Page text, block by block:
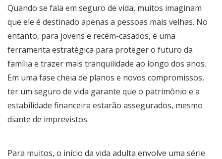
Quando se fala em seguro de vida, muitos imaginam
que ele é destinado apenas a pessoas mais velhas. No
entanto, para jovens e recém-casados, é uma
ferramenta estratégica para proteger o futuro da
família e trazer mais tranquilidade ao longo dos anos.
Em uma fase cheia de planos e novos compromissos,
ter um seguro de vida garante que o patrimônio e a
estabilidade financeira estarão assegurados, mesmo
diante de imprevistos.
Para muitos, o início da vida adulta envolve uma série